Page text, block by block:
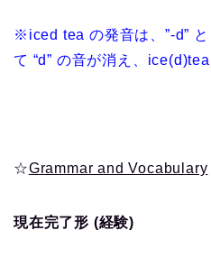
※iced tea の発音は、”-d” と
て “d” の音が消え、
☆Grammar and Vocabulary
現在完了形 (経験)